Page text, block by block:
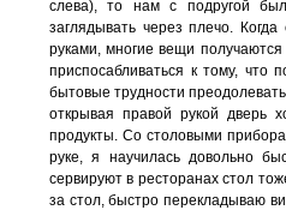
слева), то нам с подругой
заглядывать через плечо.
руками, многие вещи
приспосабливаться к тому,
бытовые трудности
открывая правой рукой дверь
продукты. Со столовыми
руке, я научилась довольно
сервируют в ресторанах стол
за стол, быстро перекладываю